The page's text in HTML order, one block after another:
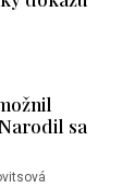
sa